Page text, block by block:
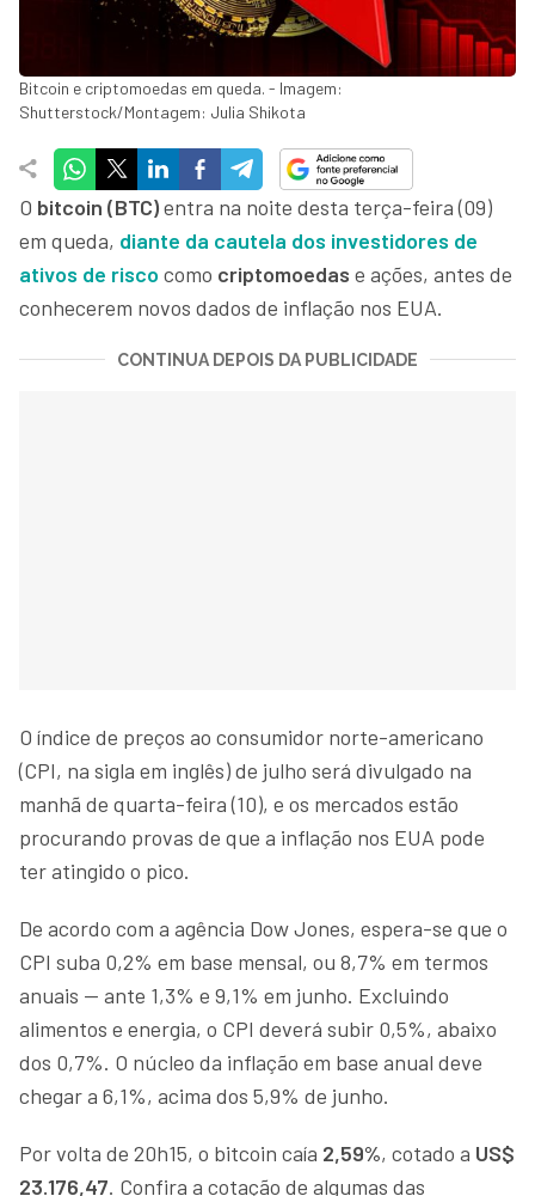
Bitcoin e criptomoedas em queda. - Imagem:
Shutterstock/Montagem: Julia Shikota
O bitcoin (BTC)entra na noite desta terça-feira (09)
em queda, diante da cautela dos investidores de
ativos de risco como criptomoedas e ações, antes de
conhecerem novos dados de inflação nos EUA.
CONTINUA DEPOIS DA PUBLICIDADE
O índice de preços ao consumidor norte-americano
(CPI, na sigla em inglês) de julho será divulgado na
manhã de quarta-feira (10), e os mercados estão
procurando provas de que a inflação nos EUA pode
ter atingido o pico.
De acordo com a agência Dow Jones, espera-se que o
CPI suba 0,2% em base mensal, ou 8,7% em termos
anuais — ante 1,3% e 9,1% em junho. Excluindo
alimentos e energia, o CPI deverá subir 0,5%, abaixo
dos 0,7%. O núcleo da inflação em base anual deve
chegar a 6,1%, acima dos 5,9% de junho.
Por volta de 20h15, o bitcoin caía 2,59%, cotado a US$
23.176,47. Confira a cotação de algumas das